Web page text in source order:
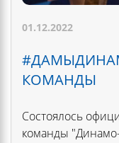
01.12.2022
КОМАНДЫ
Состоялось
команды